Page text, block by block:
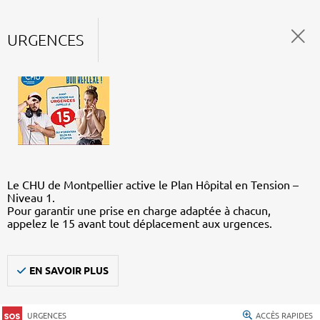
URGENCES
Le CHU de Montpellier active le Plan Hôpital en Tension –
Niveau 1.
Pour garantir une prise en charge adaptée à chacun,
appelez le 15 avant tout déplacement aux urgences.
EN SAVOIR PLUS
URGENCES ACCÈS RAPIDES